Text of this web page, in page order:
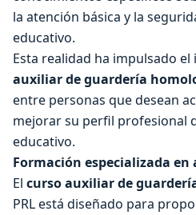
la atención básica y la
educativo.
Esta realidad ha impulsado
auxiliar de guardería
entre personas que desean
mejorar su perfil profesional
educativo.
Formación especializada
El curso auxiliar de
PRL está diseñado para